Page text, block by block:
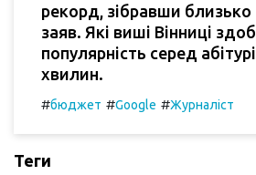
рекорд, зібравши близько
заяв. Які виші Вінниці
популярність серед
хвилин.
#бюджет #Google #Журналіст
Теги